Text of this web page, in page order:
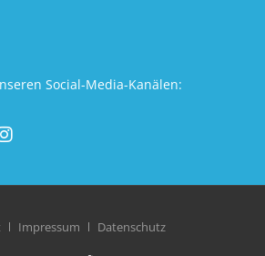
Social-Media-Kanälen:
Impressum
Datenschutz